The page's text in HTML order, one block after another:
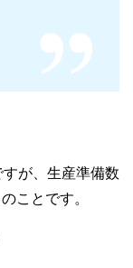
が、生産準備数
ことです。